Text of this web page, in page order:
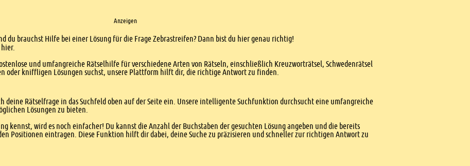
Anzeigen
du brauchst Hilfe bei einer Lösung für die Frage Zebrastreifen? Dann bist du hier genau richtig!
und umfangreiche Rätselhilfe für verschiedene Arten von Rätseln, einschließlich Kreuzworträtsel, Schwedenrätsel
oder kniffligen Lösungen suchst, unsere Plattform hilft dir, die richtige Antwort zu finden.
deine Rätselfrage in das Suchfeld oben auf der Seite ein. Unsere intelligente Suchfunktion durchsucht eine umfangreiche
Lösungen zu bieten.
kennst, wird es noch einfacher! Du kannst die Anzahl der Buchstaben der gesuchten Lösung angeben und die bereits
Positionen eintragen. Diese Funktion hilft dir dabei, deine Suche zu präzisieren und schneller zur richtigen Antwort zu